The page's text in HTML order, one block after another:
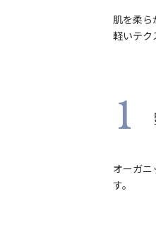
肌を柔ら
軽いテク
1
オーガニ
す。